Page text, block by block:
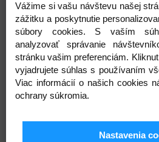
±0,3 m.
Zloženie: polyamid 100%
Návin: 12,5; 13,5 m
Šírka: 50 mm
Varianty
Vážime si vašu návštevu našej
zážitku a poskytnutie
súbory cookies. S vaším
analyzovať správanie
stránku vašim preferenciám.
vyjadrujete súhlas s používaním
Viac informácií o našich cookies
ochrany súkromia.
Nastavenia